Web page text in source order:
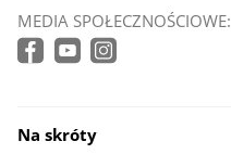
MEDIA SPOŁECZNOŚCIOWE:
Na skróty